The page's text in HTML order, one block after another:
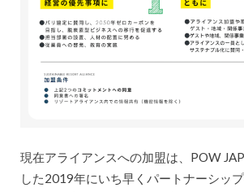
現在アライアンスへの加盟は、POW
した2019年にいち早くパートナーシッ